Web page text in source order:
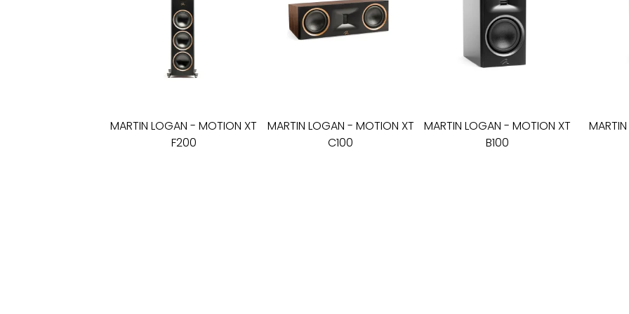
MARTIN LOGAN -MOTION XT
F200
MARTIN LOGAN - MOTION XT
C100
MARTIN LOGAN -MOTION XT
B100